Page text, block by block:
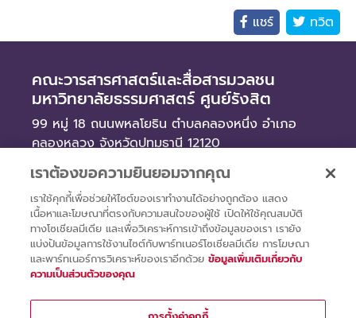
แชร์ ทวิต
คณะวารสารศาสตร์และสื่อสารมวลชน
มหาวิทยาลัยธรรมศาสตร์ ศูนย์รังสิต
99 หมู่ 18 ถนนพหลโยธิน ตำบลคลองหนึ่ง อำเภอ
คลองหลวง จังหวัดปทุมธานี 12120
ข่าว
จัดซื้อจัดจ้าง
รับสมัครงาน
เราต้องขอความยินยอมจากคุณ
เราใช้คุกกี้เพื่อช่วยให้ไซต์ของเราทำงานได้อย่างถูกต้อง แสดง
เนื้อหาและโฆษณาที่ตรงกับความสนใจของผู้ใช้ เปิดให้ใช้คุณสมบัติ
ทางโซเชียลมีเดีย และเพื่อวิเคราะห์การเข้าถึงข้อมูลของเรา เรายัง
แบ่งปันข้อมูลการใช้งานไซต์กับพาร์ทเนอร์โซเชียลมีเดีย การโฆษณา
และพาร์ทเนอร์การวิเคราะห์ของเราอีกด้วย ข้อมูลเพิ่มเติมเกี่ยวกับ
ความเป็นส่วนตัวของคุณ